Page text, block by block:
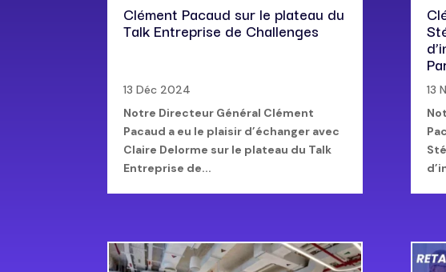
Clément Pacaud sur le plateau du
Talk Entreprise de Challenges
13 Déc 2024
Notre Directeur Général Clément
Pacaud a eu le plaisir d’échanger avec
Claire Delorme sur le plateau du Talk
Entreprise de...
13